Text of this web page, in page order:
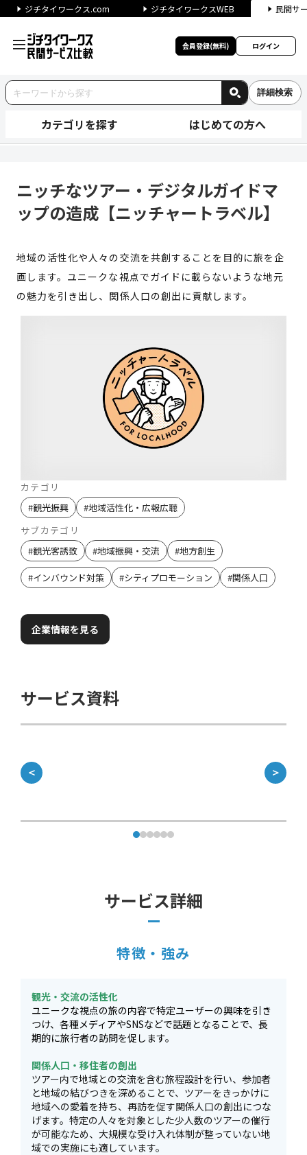
ジチタイワークス.com ジチタイワークスWEB 民間サ
会員登録(無料) ログイン
詳細検索
カテゴリを探す はじめての方へ
ニッチなツアー・デジタルガイドマ
ップの造成【ニッチャートラベル】
地域の活性化や人々の交流を共創することを目的に旅を企
画します。ユニークな視点でガイドに載らないような地元
の魅力を引き出し、関係人口の創出に貢献します。
カテゴリ
#観光振興 #地域活性化・広報広聴
サブカテゴリ
#観光客誘致 #地域振興・交流 #地方創生
#インバウンド対策 #シティプロモーション #関係人口
企業情報を見る
サービス資料
＜ ＞
サービス詳細
特徴・強み
観光・交流の活性化
ユニークな視点の旅の内容で特定ユーザーの興味を引き
つけ、各種メディアやSNSなどで話題となることで、長
期的に旅行者の訪問を促します。
関係人口・移住者の創出
ツアー内で地域との交流を含む旅程設計を行い、参加者
と地域の結びつきを深めることで、ツアーをきっかけに
地域への愛着を持ち、再訪を促す関係人口の創出につな
げます。特定の人々を対象とした少人数のツアーの催行
が可能なため、大規模な受け入れ体制が整っていない地
域での実施にも適しています。